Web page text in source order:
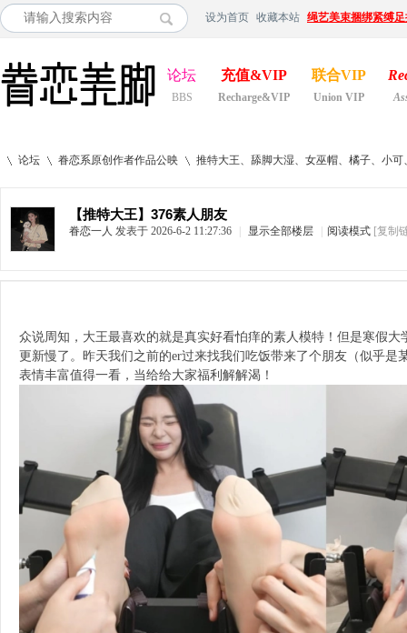
设为首页 收藏本站 绳艺美束捆绑紧缚
论坛
BBS
充值&VIP
Recharge&VIP
联合VIP
Union VIP
论坛
›
眷恋系原创作者作品公映
›
推特大王、舔脚大湿、女巫帽、橘子、小
【推特大王】376素人朋友
眷恋一人 发表于 2026-6-2 11:27:36 显示全部楼层 阅读模式 [复制
众说周知，大王最喜欢的就是真实好看怕痒的素人模特！但是寒假
更新慢了。昨天我们之前的er过来找我们吃饭带来了个朋友（似乎是
表情丰富值得一看，当给给大家福利解解渴！